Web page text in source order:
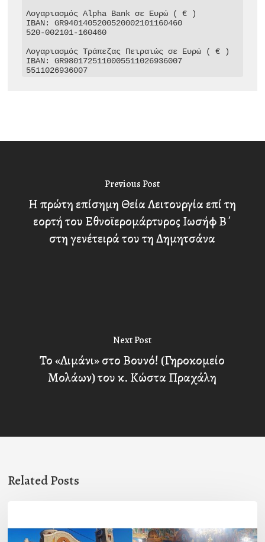
Λογαριασμός Alpha Bank σε Ευρώ ( € )
IBAN: GR9401405200520002101160460
520-002101-160460
Λογαριασμός Τράπεζας Πειραιώς σε Ευρώ ( € )
IBAN: GR9801725110005511026936007
5511026936007
Previous Post
Η πρώτη επίσημη Θεία Λειτουργία επί τη
εορτή του Εθνοϊερομάρτυρος Ιωσήφ Β΄
στη γενέτειρά του τη Δημητσάνα
Next Post
Το «Λιμάνι» στο Βουνό! (Γηροκομείο
Μολάων) του κ. Κώστα Πραχάλη
Related Posts
εορτή